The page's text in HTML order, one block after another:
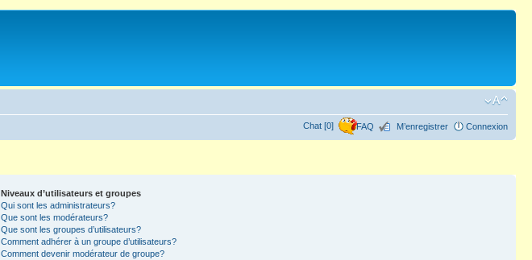
Chat [0] FAQ M’enregistrer Connexion
Niveaux d’utilisateurs et groupes
Qui sont les administrateurs?
Que sont les modérateurs?
Que sont les groupes d’utilisateurs?
Comment adhérer à un groupe d’utilisateurs?
Comment devenir modérateur de groupe?